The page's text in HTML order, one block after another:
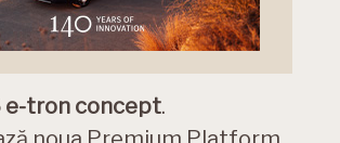
e-tron concept.